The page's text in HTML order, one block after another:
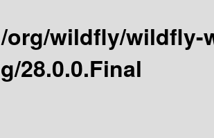
org/wildfly/wildfly-
28.0.0.Final